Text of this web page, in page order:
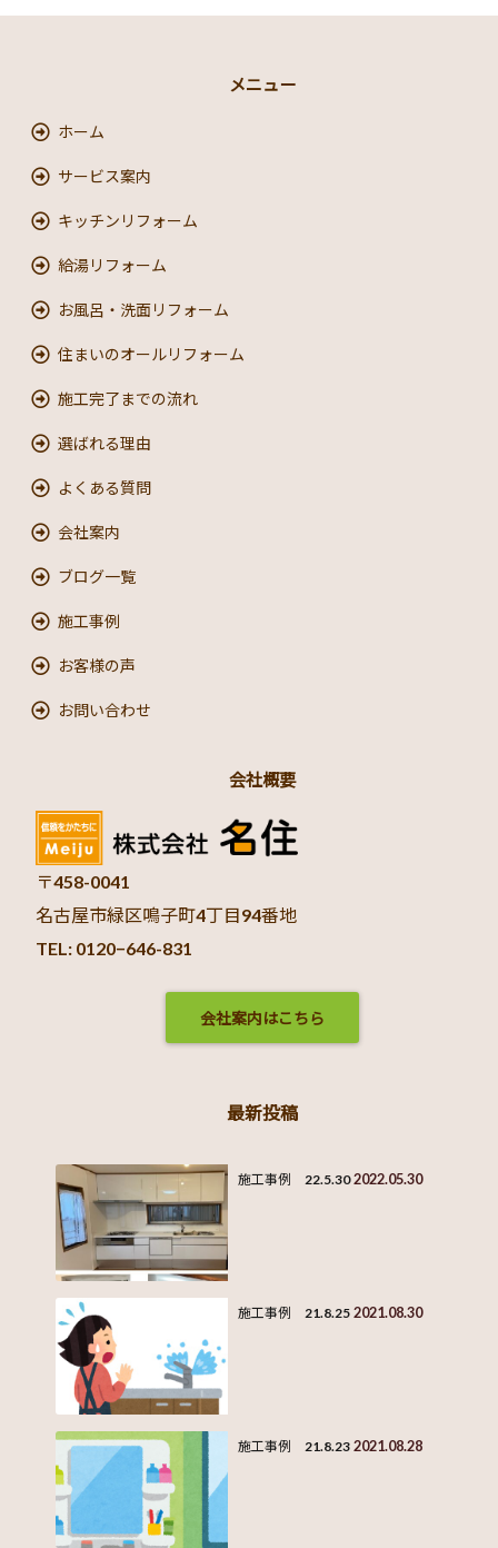
メニュー
ホーム
サービス案内
キッチンリフォーム
給湯リフォーム
お風呂・洗面リフォーム
住まいのオールリフォーム
施工完了までの流れ
選ばれる理由
よくある質問
会社案内
ブログ一覧
施工事例
お客様の声
お問い合わせ
会社概要
〒458-0041
名古屋市緑区鳴子町4丁目94番地
TEL: 0120−646-831
会社案内はこちら
最新投稿
施工事例 22.5.30 2022.05.30
施工事例 21.8.25 2021.08.30
施工事例 21.8.23 2021.08.28